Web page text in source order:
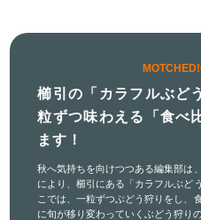
櫛引の「カラフルぶど
粒ずつ味わえる「食べ
ます！
秋へ気持ちを向けつつある編集部は
により、櫛引にある「カラフルぶど
こでは、一粒ずつぶどう狩りをし、
に旬が移り変わっていくぶどう狩り